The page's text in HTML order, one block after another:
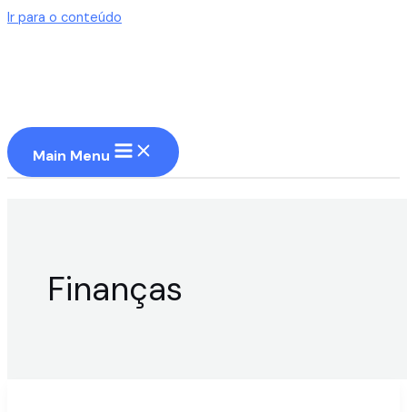
Ir para o conteúdo
Main Menu
Finanças